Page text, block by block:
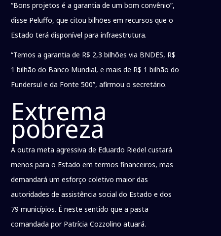
“Bons projetos é a garantia de um bom convênio”,
disse Peluffo, que citou bilhões em recursos que o
Estado terá disponível para infraestrutura.
“Temos a garantia de R$ 2,3 bilhões via BNDES, R$
1 bilhão do Banco Mundial, e mais de R$ 1 bilhão do
Fundersul e da Fonte 500”, afirmou o secretário.
Extrema
pobreza
A outra meta agressiva de Eduardo Riedel custará
menos para o Estado em termos financeiros, mas
demandará um esforço coletivo maior das
autoridades de assistência social do Estado e dos
79 municípios. É neste sentido que a pasta
comandada por Patrícia Cozzolino atuará.